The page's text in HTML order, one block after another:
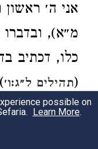
אני ה׳
מ״א),
כלו, דכתיב
(תהילים ל״ג:ו׳
עשות ה׳
), וברא
possible on
Learn More.